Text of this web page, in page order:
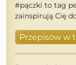
#pączki to tag
zainspirują Cię
Przepisów w